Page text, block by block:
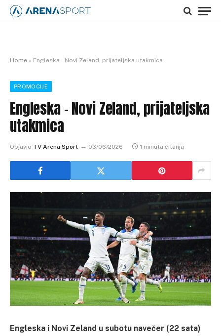
Home » Engleska – Novi Zeland, prijateljska utakmica
PROMOCIJE
Engleska – Novi Zeland, prijateljska
utakmica
Objavio TV Arena Sport 03/06/2026 1 minuta čitanja
Engleska i Novi Zeland u subotu navečer (22 sata)